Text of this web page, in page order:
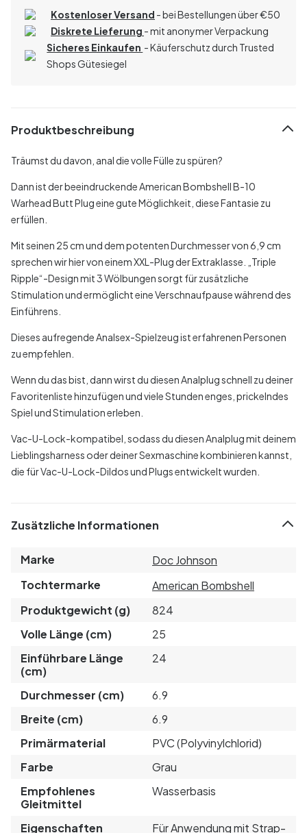
Kostenloser Versand - bei Bestellungen über€50
Diskrete Lieferung - mit anonymer Verpackung
Sicheres Einkaufen - Käuferschutz durch Trusted
Shops Gütesiegel
Produktbeschreibung
Träumst du davon, anal die volle Fülle zu spüren?
Dann ist der beeindruckende American Bombshell B-10
Warhead Butt Plug eine gute Möglichkeit, diese Fantasie zu
erfüllen.
Mit seinen 25 cm und dem potenten Durchmesser von 6,9 cm
sprechen wir hier von einem XXL-Plug der Extraklasse. „Triple
Ripple“-Design mit 3 Wölbungen sorgt für zusätzliche
Stimulation und ermöglicht eine Verschnaufpause während des
Einführens.
Dieses aufregende Analsex-Spielzeug ist erfahrenen Personen
zu empfehlen.
Wenn du das bist, dann wirst du diesen Analplug schnell zu deiner
Favoritenliste hinzufügen und viele Stunden enges, prickelndes
Spiel und Stimulation erleben.
Vac-U-Lock-kompatibel, sodass du diesen Analplug mit deinem
Lieblingsharness oder deiner Sexmaschine kombinieren kannst,
die für Vac-U-Lock-Dildos und Plugs entwickelt wurden.
Zusätzliche Informationen
Marke
Doc Johnson
Tochtermarke
American Bombshell
Produktgewicht (g)
824
Volle Länge (cm)
25
Einführbare Länge
(cm)
24
Durchmesser (cm)
6.9
Breite (cm)
6.9
Primärmaterial
PVC (Polyvinylchlorid)
Farbe
Grau
Empfohlenes
Gleitmittel
Wasserbasis
Eigenschaften
Für Anwendung mit Strap-